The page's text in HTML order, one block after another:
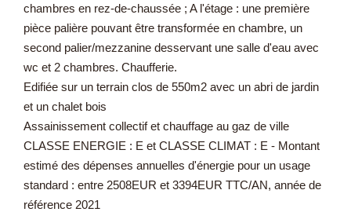
chambres en rez-de-chaussée ; A l'étage : une première
pièce palière pouvant être transformée en chambre, un
second palier/mezzanine desservant une salle d'eau avec
wc et 2 chambres. Chaufferie.
Edifiée sur un terrain clos de 550m2 avec un abri de jardin
et un chalet bois
Assainissement collectif et chauffage au gaz de ville
CLASSE ENERGIE : E et CLASSE CLIMAT : E - Montant
estimé des dépenses annuelles d'énergie pour un usage
standard : entre 2508EUR et 3394EUR TTC/AN, année de
référence 2021